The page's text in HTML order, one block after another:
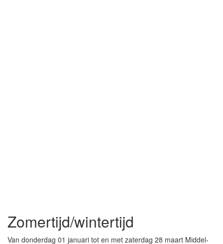
Zomertijd/wintertijd
Van donderdag 01 januari tot en met zaterdag 28 maart Middel-